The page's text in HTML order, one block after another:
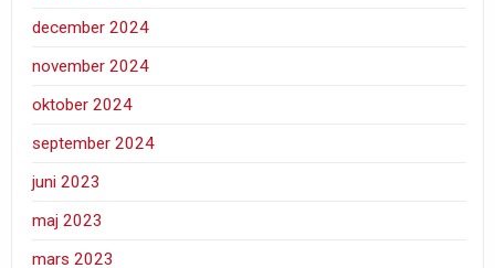
december 2024
november 2024
oktober 2024
september 2024
juni 2023
maj 2023
mars 2023